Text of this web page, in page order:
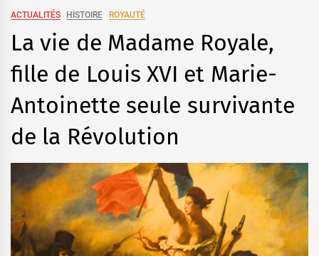
ACTUALITÉS HISTOIRE ROYAUTÉ
La vie de Madame Royale,
fille de Louis XVI et Marie-
Antoinette seule survivante
de la Révolution